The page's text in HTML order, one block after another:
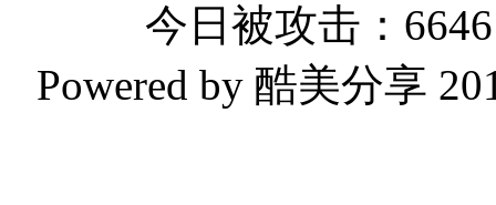
今日被攻击：
Powered by 酷美分享